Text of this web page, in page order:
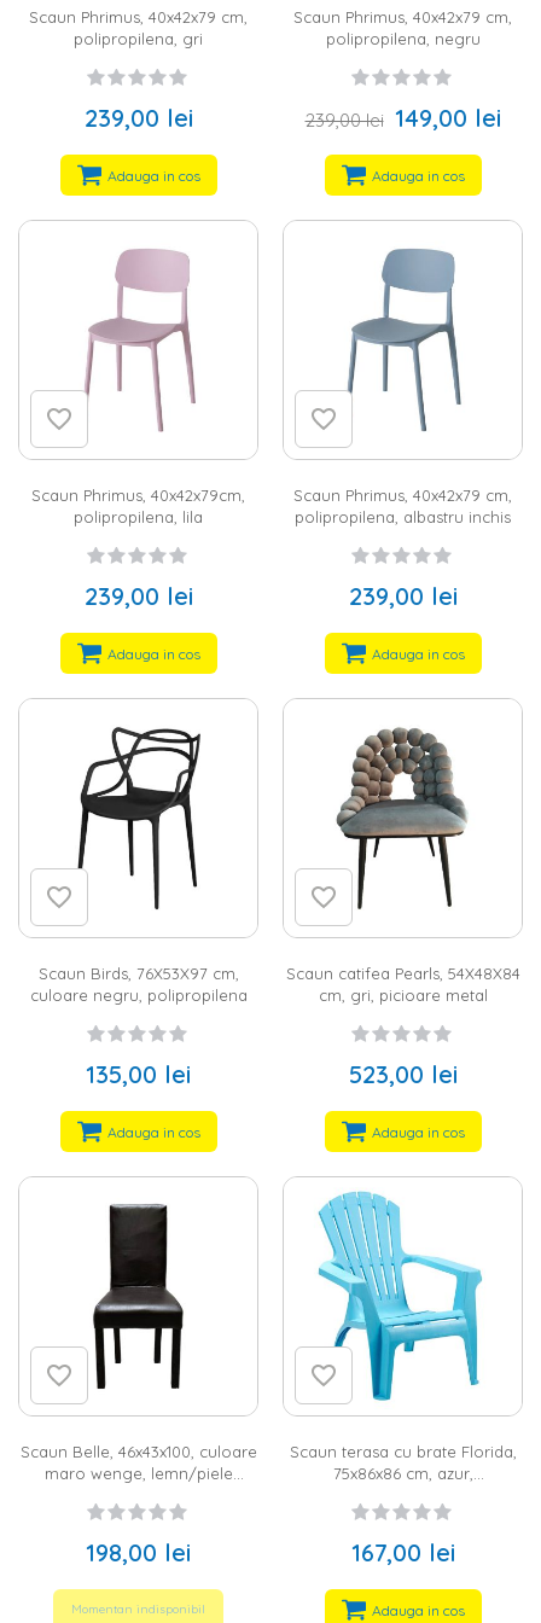
Scaun Phrimus, 40x42x79 cm,
polipropilena, gri
239,00 lei
Adauga in cos
Scaun Phrimus, 40x42x79 cm,
polipropilena, negru
239,00 lei 149,00 lei
Adauga in cos
Scaun Phrimus, 40x42x79cm,
polipropilena, lila
239,00 lei
Adauga in cos
Scaun Phrimus, 40x42x79 cm,
polipropilena, albastru inchis
239,00 lei
Adauga in cos
Scaun Birds, 76X53X97 cm,
culoare negru, polipropilena
135,00 lei
Adauga in cos
Scaun catifea Pearls, 54X48X84
cm, gri, picioare metal
523,00 lei
Adauga in cos
Scaun Belle, 46x43x100, culoare
maro wenge, lemn/piele
198,00 lei
Momentan indisponibil
Scaun terasa cu brate Florida,
75x86x86 cm, azur,
167,00 lei
Adauga in cos